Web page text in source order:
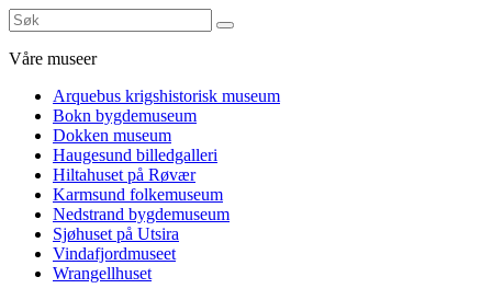
Våre museer
Arquebus krigshistorisk museum
Bokn bygdemuseum
Dokken museum
Haugesund billedgalleri
Hiltahuset på Røvær
Karmsund folkemuseum
Nedstrand bygdemuseum
Sjøhuset på Utsira
Vindafjordmuseet
Wrangellhuset